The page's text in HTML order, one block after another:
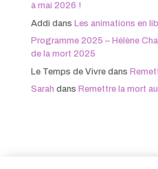
à mai 2026 !
Addi dans Les animations en
Programme 2025 – Hélène
de la mort 2025
Le Temps de Vivredans
Sarah dans Remettre la mort